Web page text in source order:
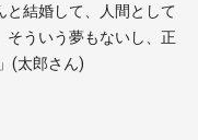
と結婚して、人間として
そういう夢もないし、正
(太郎さん)